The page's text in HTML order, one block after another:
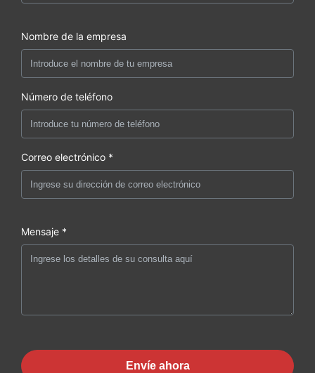
Nombre de la empresa
Número de teléfono
Correo electrónico *
Mensaje *
Envíe ahora